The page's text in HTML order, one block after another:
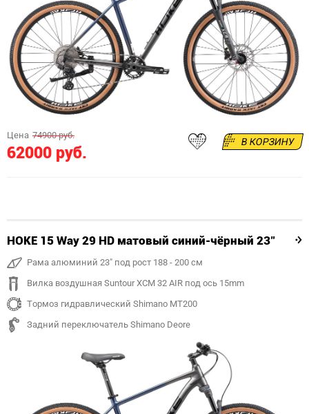
Цена 74900 руб.
62000 руб.
В КОРЗИНУ
HOKE 15 Way 29 HD матовый синий-чёрный 23"
Рама алюминий 23" под рост 188 - 200 см
Вилка воздушная Suntour XCM 32 AIR под ось 15mm
Тормоз гидравлический Shimano MT200
Задний переключатель Shimano Deore